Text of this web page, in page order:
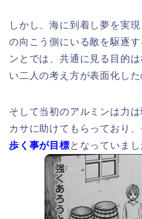
しかし、海に到着し夢を実
の向こう側にいる敵を駆逐
ンとでは、共通に見る目的
い二人の考え方が表面化した
そして当初のアルミンは力
カサに助けてもらっており、
歩く事が目標となっていまし